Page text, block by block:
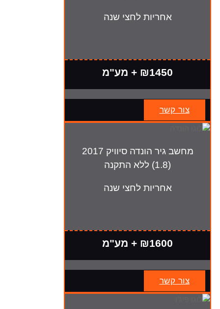
אחריות לחצי שנה
₪1450 + מע"מ
צור קשר
מחשב גיר הונדה סיוויק 2017
(1.8) ללא התקנה
אחריות לחצי שנה
₪1600 + מע"מ
צור קשר